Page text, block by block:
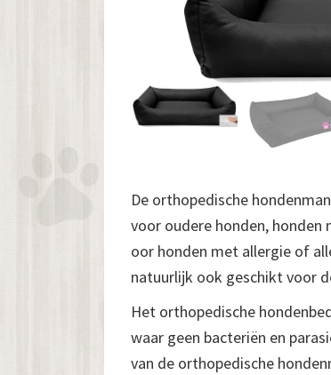
De orthopedische
voor oudere honden, honden
oor honden met allergie of
natuurlijk ook geschikt voor
Het orthopedische
waar geen bacteriën en
van de orthopedische